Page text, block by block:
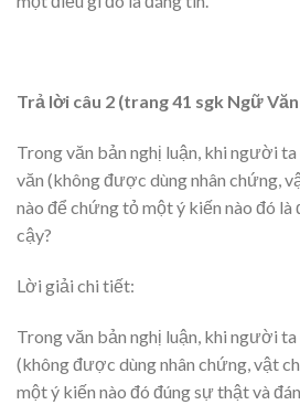
Trả lời câu 2 (trang 41 sgk Ngữ
Trong văn bản nghị luận, khi người
văn (không được dùng nhân chứng,
nào để chứng tỏ một ý kiến nào đó là
cậy?
Lời giải chi tiết:
Trong văn bản nghị luận, khi người
(không được dùng nhân chứng, vật
một ý kiến nào đó đúng sự thật và